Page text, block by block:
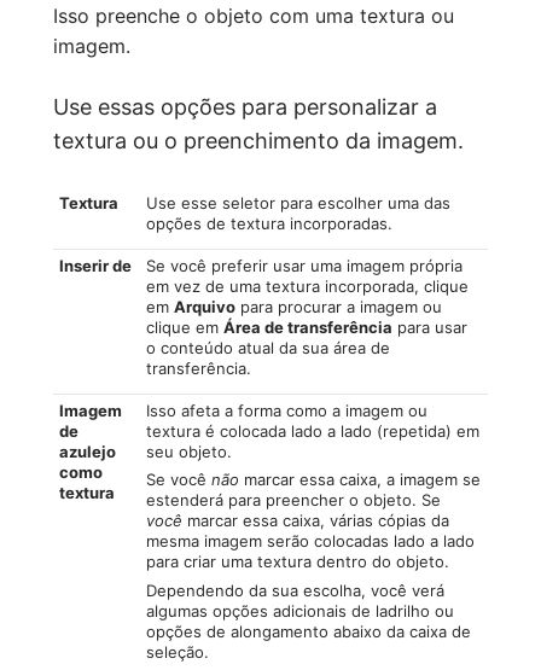
Isso preenche o objeto com uma textura ou
imagem.
Use essas opções para personalizar a
textura ou o preenchimento da imagem.
Textura
Use esse seletor para escolher uma das
opções de textura incorporadas.
Inserir de
Se você preferir usar uma imagem própria
em vez de uma textura incorporada, clique
emArquivo para procurar a imagem ou
clique emÁrea de transferência para usar
o conteúdo atual da sua área de
transferência.
Imagem
de
azulejo
como
textura
Isso afeta a forma como a imagem ou
textura é colocada lado a lado (repetida) em
seu objeto.
Se vocênão marcar essa caixa, a imagem se
estenderá para preencher o objeto. Se
você marcar essa caixa, várias cópias da
mesma imagem serão colocadas lado a lado
para criar uma textura dentro do objeto.
Dependendo da sua escolha, você verá
algumas opções adicionais de ladrilho ou
opções de alongamento abaixo da caixa de
seleção.